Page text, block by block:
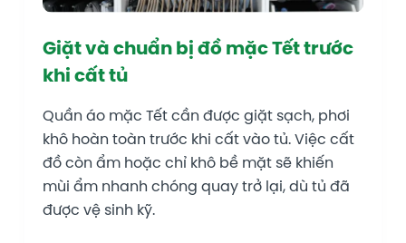
Giặt và chuẩn bị đồ mặc Tết trước
khi cất tủ
Quần áo mặc Tết cần được giặt sạch, phơi
khô hoàn toàn trước khi cất vào tủ. Việc cất
đồ còn ẩm hoặc chỉ khô bề mặt sẽ khiến
mùi ẩm nhanh chóng quay trở lại, dù tủ đã
được vệ sinh kỹ.